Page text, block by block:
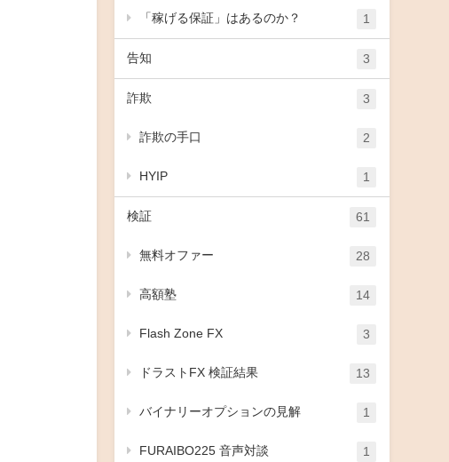
「稼げる保証」はあるのか？ 1
告知 3
詐欺 3
詐欺の手口 2
HYIP 1
検証 61
無料オファー 28
高額塾 14
Flash Zone FX 3
ドラストFX 検証結果 13
バイナリーオプションの見解 1
FURAIBO225 音声対談 1